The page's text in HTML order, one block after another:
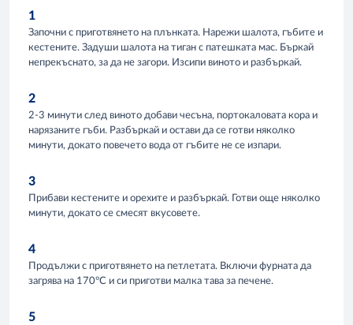
1
Започни с приготвянето на плънката. Нарежи шалота, гъбите и
кестените. Задуши шалота на тиган с патешката мас. Бъркай
непрекъснато, за да не загори. Изсипи виното и разбъркай.
2
2-3 минути след виното добави чесъна, портокаловата кора и
нарязаните гъби. Разбъркай и остави да се готви няколко
минути, докато повечето вода от гъбите не се изпари.
3
Прибави кестените и орехите и разбъркай. Готви още няколко
минути, докато се смесят вкусовете.
4
Продължи с приготвянето на петлетата. Включи фурната да
загрява на 170°С и си приготви малка тава за печене.
5